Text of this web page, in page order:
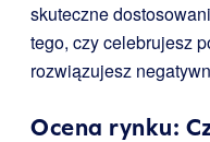
skuteczne
tego, czy celebrujesz
rozwiązujesz
Ocena rynku: